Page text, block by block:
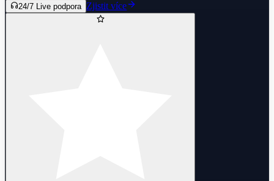
24/7 Live podpora Zjistit více